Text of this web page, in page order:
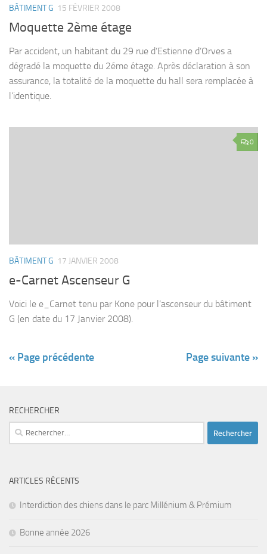
BÂTIMENT G 15 FÉVRIER 2008
Moquette 2ème étage
Par accident, un habitant du 29 rue d’Estienne d’Orves a
dégradé la moquette du 2éme étage. Après déclaration à son
assurance, la totalité de la moquette du hall sera remplacée à
l’identique.
0
BÂTIMENT G 17 JANVIER 2008
e-Carnet Ascenseur G
Voici le e_Carnet tenu par Kone pour l’ascenseur du bâtiment
G (en date du 17 Janvier 2008).
« Page précédente Page suivante »
RECHERCHER
Rechercher :
ARTICLES RÉCENTS
Interdiction des chiens dans le parc Millénium & Prémium
Bonne année 2026